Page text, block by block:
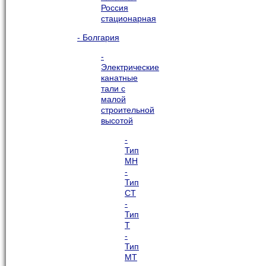
Россия
стационарная
- Болгария
-
Электрические
канатные
тали с
малой
строительной
высотой
-
Тип
МН
-
Тип
СТ
-
Тип
Т
-
Тип
МТ